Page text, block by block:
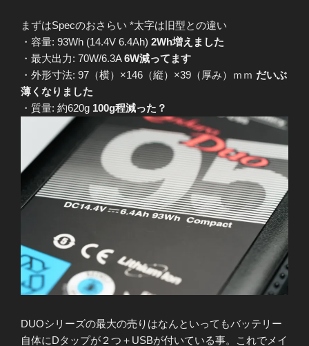
まずはSpecのおさらい *太字は旧型との違い
・容量: 93Wh (14.4V 6.4Ah) 2Wh増えました
・最大出力: 70W/6.3A6W減ってます
・外形寸法: 97（横）×146（縦）×39（厚み）ｍｍ だいぶ
薄くなりました
・質量: 約620g 100g程減った？
DUOシリーズの最大の売りはなんといってもバッテリー
自体にDタップが２つ＋USBが付いている事。これでメイ